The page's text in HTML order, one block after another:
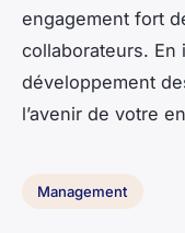
engagement fort
collaborateurs. En
développement
l’avenir de votre
Management